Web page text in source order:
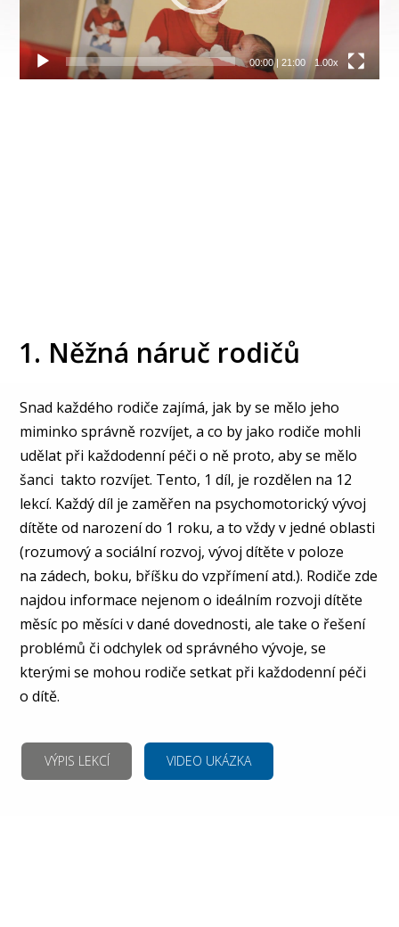
00:00| 21:00 1.00x
1. Něžná náruč rodičů
Snad každého rodiče zajímá, jak by se mělo jeho
miminko správně rozvíjet, a co by jako rodiče mohli
udělat při každodenní péči o ně proto, aby se mělo
šanci takto rozvíjet. Tento, 1 díl, je rozdělen na 12
lekcí. Každý díl je zaměřen na psychomotorický vývoj
dítěte od narození do 1 roku, a to vždy v jedné oblasti
(rozumový a sociální rozvoj, vývoj dítěte v poloze
na zádech, boku, bříšku do vzpřímení atd.). Rodiče zde
najdou informace nejenom o ideálním rozvoji dítěte
měsíc po měsíci v dané dovednosti, ale take o řešení
problémů či odchylek od správného vývoje, se
kterými se mohou rodiče setkat při každodenní péči
o dítě.
VÝPIS LEKCÍ VIDEO UKÁZKA